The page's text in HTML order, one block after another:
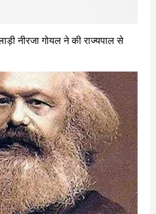
नीरजा गोयल ने की राज्यपाल से